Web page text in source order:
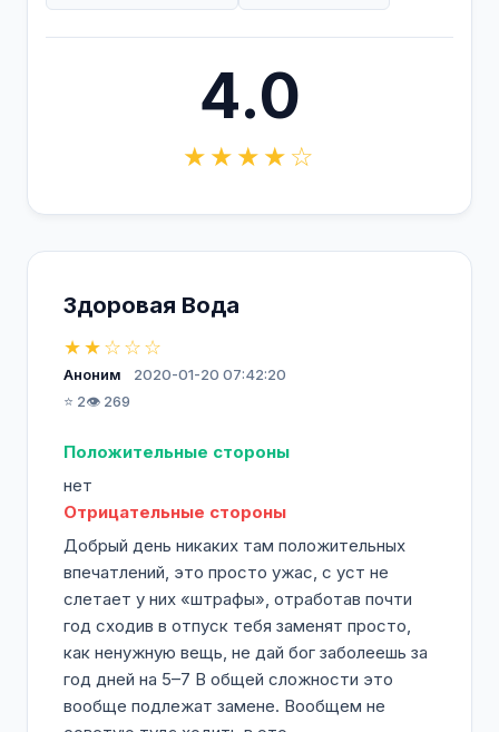
4.0
★★★★☆
Здоровая Вода
★★☆☆☆
Аноним
2020-01-20 07:42:20
⭐ 2👁️ 269
Положительные стороны
нет
Отрицательные стороны
Добрый день никаких там положительных
впечатлений, это просто ужас, с уст не
слетает у них «штрафы», отработав почти
год сходив в отпуск тебя заменят просто,
как ненужную вещь, не дай бог заболеешь за
год дней на 5–7 В общей сложности это
вообще подлежат замене. Вообщем не